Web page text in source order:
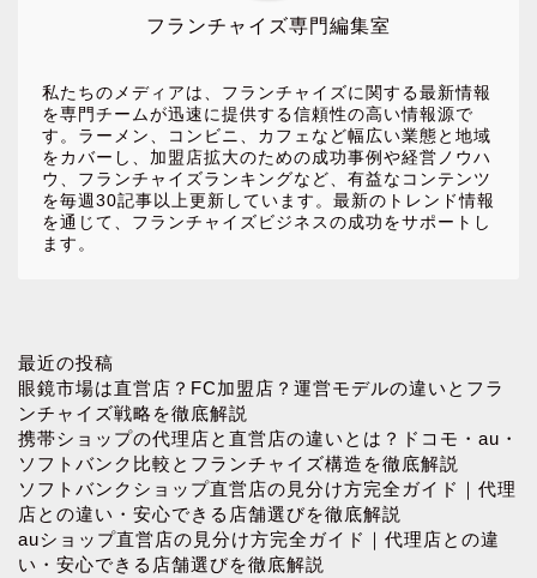
フランチャイズ専門編集室
私たちのメディアは、フランチャイズに関する最新情報
を専門チームが迅速に提供する信頼性の高い情報源で
す。ラーメン、コンビニ、カフェなど幅広い業態と地域
をカバーし、加盟店拡大のための成功事例や経営ノウハ
ウ、フランチャイズランキングなど、有益なコンテンツ
を毎週30記事以上更新しています。最新のトレンド情報
を通じて、フランチャイズビジネスの成功をサポートし
ます。
最近の投稿
眼鏡市場は直営店？FC加盟店？運営モデルの違いとフラ
ンチャイズ戦略を徹底解説
携帯ショップの代理店と直営店の違いとは？ドコモ・au・
ソフトバンク比較とフランチャイズ構造を徹底解説
ソフトバンクショップ直営店の見分け方完全ガイド｜代理
店との違い・安心できる店舗選びを徹底解説
auショップ直営店の見分け方完全ガイド｜代理店との違
い・安心できる店舗選びを徹底解説
お問い合わせ
プロフィール
プライバシーポリシー